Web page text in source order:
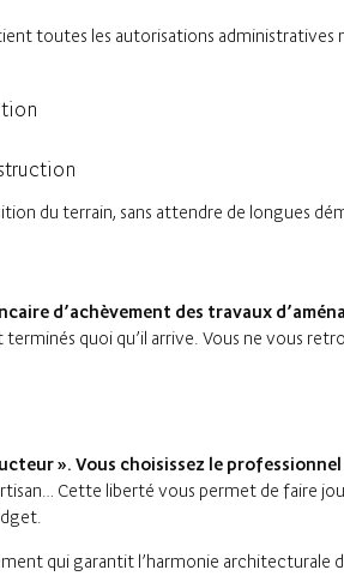
toutes les autorisations administratives
du terrain, sans attendre de longues
d’achèvement des travaux
quoi qu’il arrive. Vous ne vous
». Vous choisissez le
Cette liberté vous permet de faire
qui garantit l’harmonie architecturale